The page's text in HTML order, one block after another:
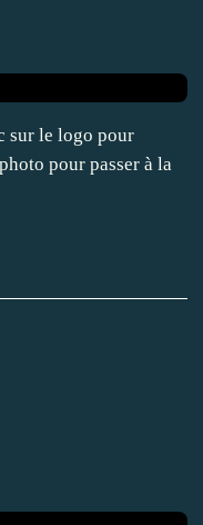
sur le logo pour
pour passer à la